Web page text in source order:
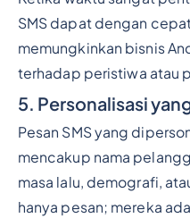
SMS dapat dengan
memungkinkan bisnis
terhadap peristiwa atau
5. Personalisasi
Pesan SMS yang
mencakup nama
masa lalu, demografi,
hanya pesan; mereka